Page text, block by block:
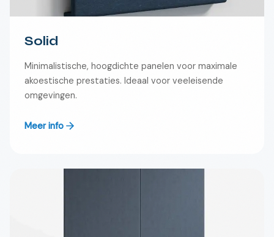
Solid
Minimalistische, hoogdichte panelen voor maximale
akoestische prestaties. Ideaal voor veeleisende
omgevingen.
Meer info